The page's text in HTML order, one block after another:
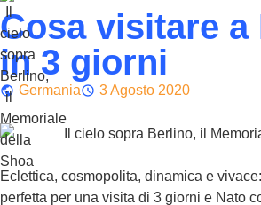
Cosa visitare a
in 3 giorni
Germania 3 Agosto 2020
Eclettica, cosmopolita, dinamica e
perfetta per una visita di 3 giorni e Nato